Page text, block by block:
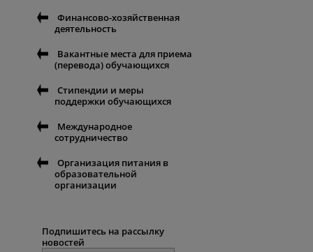
Финансово-хозяйственная
деятельность
Вакантные места для приема
(перевода) обучающихся
Стипендии и меры
поддержки обучающихся
Международное
сотрудничество
Организация питания в
образовательной
организации
Подпишитесь на рассылку
новостей